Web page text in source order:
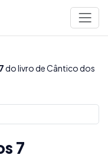
7
do livro de Cântico dos